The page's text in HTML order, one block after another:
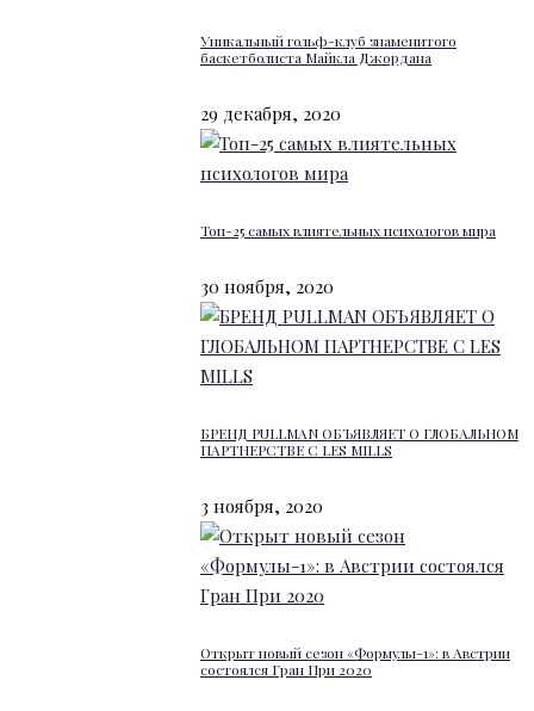
Уникальный гольф-клуб знаменитого
баскетболиста Майкла Джордана
29 декабря, 2020
Топ-25 самых влиятельных психологов мира
30 ноября, 2020
БРЕНД PULLMAN ОБЪЯВЛЯЕТ О ГЛОБАЛЬНОМ
ПАРТНЕРСТВЕ С LES MILLS
3 ноября, 2020
Открыт новый сезон «Формулы-1»: в Австрии
состоялся Гран При 2020